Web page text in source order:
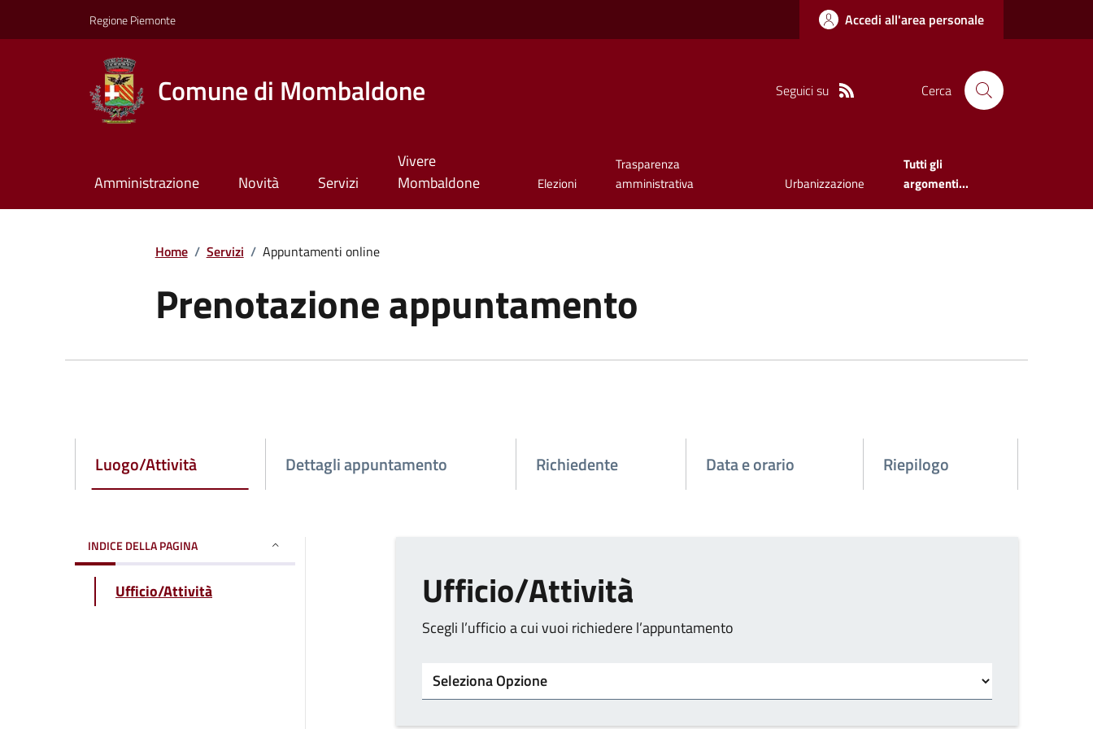
Regione Piemonte Accedi all'area personale
Comune di Mombaldone Seguici su Cerca
Amministrazione Novità Servizi
Vivere
Mombaldone
Elezioni
Trasparenza
amministrativa
Urbanizzazione
Tutti gli
argomenti...
Home / Servizi / Appuntamenti online
Prenotazione appuntamento
Luogo/Attività Dettagli appuntamento Richiedente Data e orario Riepilogo
INDICE DELLA PAGINA
Ufficio/Attività Ufficio/Attività
Scegli l’ufficio a cui vuoi richiedere l’appuntamento